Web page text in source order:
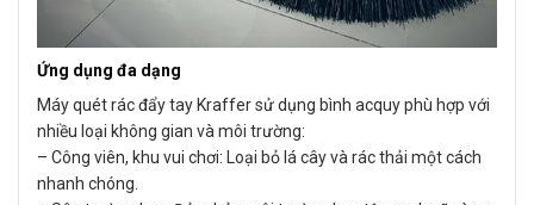
Ứng dụng đa dạng
Máy quét rác đẩy tay Kraffer sử dụng bình acquy phù hợp với
nhiều loại không gian và môi trường:
– Công viên, khu vui chơi: Loại bỏ lá cây và rác thải một cách
nhanh chóng.